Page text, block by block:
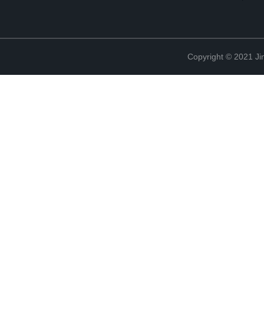
Copyright © 2021